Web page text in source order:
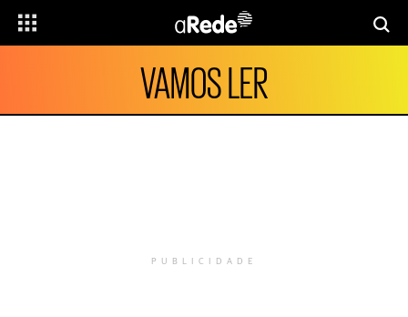
VAMOS LER
PUBLICIDADE